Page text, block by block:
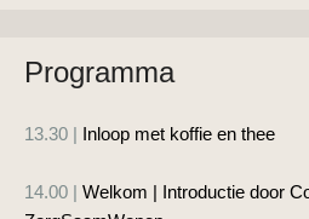
Programma
13.30 | Inloop met koffie en thee
14.00 | Welkom | Introductie door